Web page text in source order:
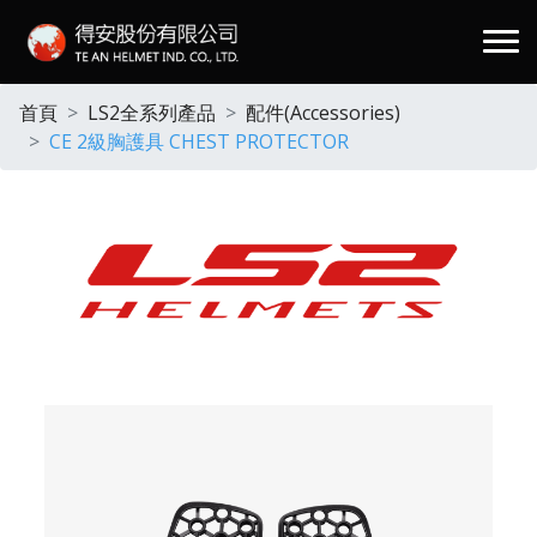
首頁 LS2全系列產品
配件(Accessories)
CE 2級胸護具 CHEST PROTECTOR